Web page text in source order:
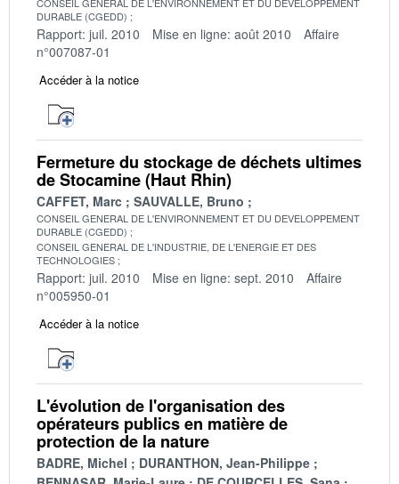
DURABLE (CGEDD)
Rapport: juil. 2010 Mise en ligne: août 2010
Affaire
n°007087-01
Accéder à la notice
Fermeture du stockage de déchets ultimes
de Stocamine (Haut Rhin)
CAFFET, Marc SAUVALLE, Bruno
CONSEIL GENERAL DE L'ENVIRONNEMENT ET DU DEVELOPPEMENT
DURABLE (CGEDD)
CONSEIL GENERAL DE L'INDUSTRIE, DE L'ENERGIE ET DES
TECHNOLOGIES
Rapport: juil. 2010 Mise en ligne: sept. 2010
Affaire
n°005950-01
Accéder à la notice
L'évolution de l'organisation des
opérateurs publics en matière de
protection de la nature
BADRE, Michel
DURANTHON, Jean-Philippe